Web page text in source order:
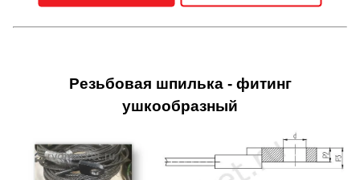
Резьбовая шпилька - фитинг
ушкообразный